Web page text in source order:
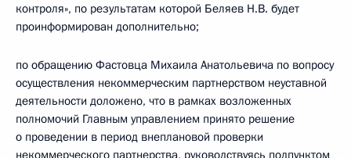
контроля», по результатам которой Беляев Н.В. будет
проинформирован дополнительно;
по обращению Фастовца Михаила Анатольевича по вопросу
осуществления некоммерческим партнерством неуставной
деятельности доложено, что в рамках возложенных
полномочий Главным управлением принято решение
о проведении в период внеплановой проверки
некоммерческого партнерства, руководствуясь подпунктом